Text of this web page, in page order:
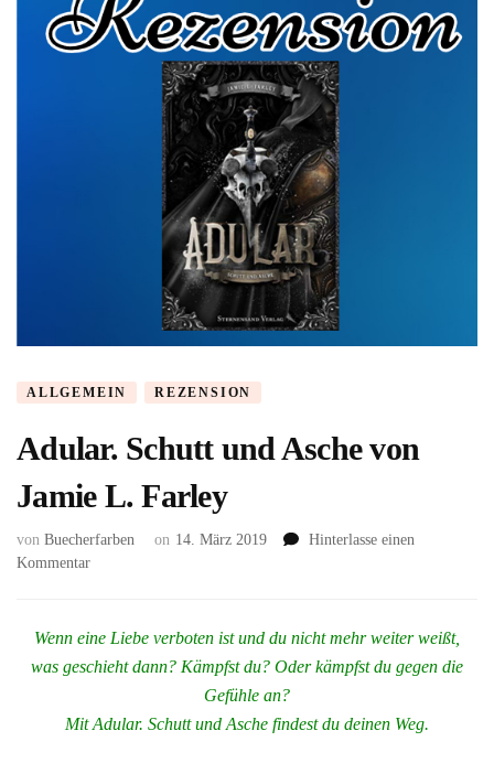
ALLGEMEIN REZENSION
Adular. Schutt und Asche von
Jamie L. Farley
von Buecherfarben on 14. März 2019
Hinterlasse einen
Kommentarzu
und
von
L.
Wenn eine Liebe verboten ist und du nicht mehr weiter weißt,
was geschieht dann? Kämpfst du? Oder kämpfst du gegen die
Gefühle an?
Mit Adular. Schutt und Asche findest du deinen Weg.